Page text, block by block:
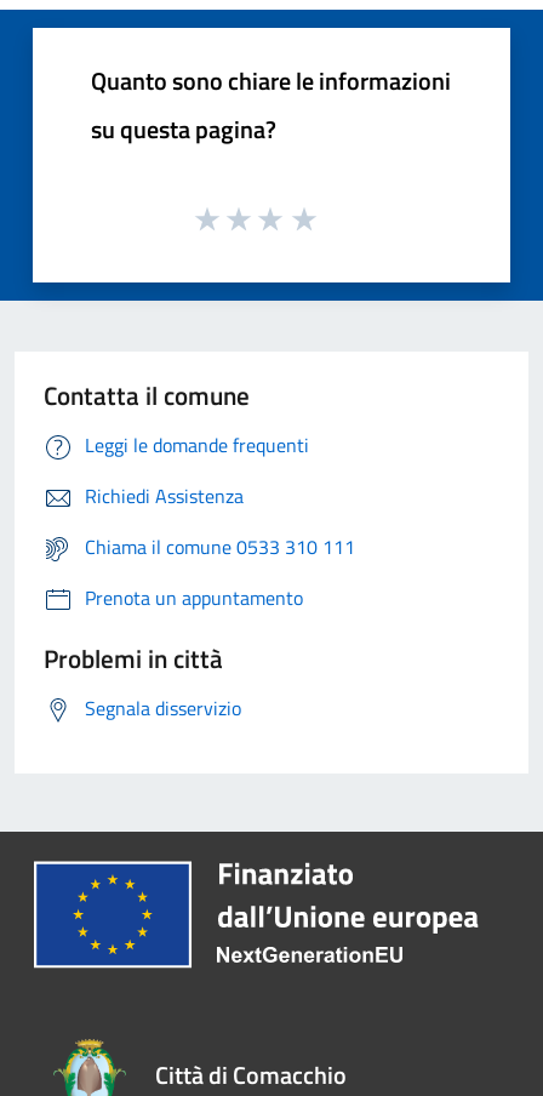
Quanto sono chiare le informazioni
su questa pagina?
Contatta il comune
Leggi le domande frequenti
Richiedi Assistenza
Chiama il comune 0533 310 111
Prenota un appuntamento
Problemi in città
Segnala disservizio
Città di Comacchio